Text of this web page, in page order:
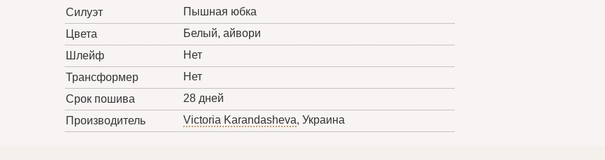
Силуэт
Пышная юбка
Цвета
Белый, айвори
Шлейф
Нет
Трансформер
Нет
Срок пошива
28 дней
Производитель
Victoria Karandasheva, Украина